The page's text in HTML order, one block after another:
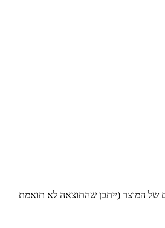
של המוצר (ייתכן שהתוצאה לא תואמת